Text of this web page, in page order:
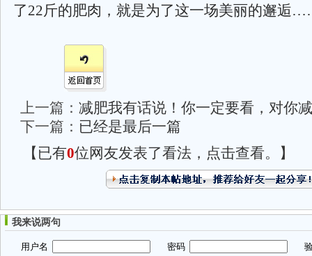
了22斤的肥肉，就是为了这一场美丽的邂逅
上一篇： 减肥我有话说！你一定要看，对你
下一篇： 已经是最后一篇
【已有0位网友发表了看法，点击查看。】
我来说两句
用户名 密码 验